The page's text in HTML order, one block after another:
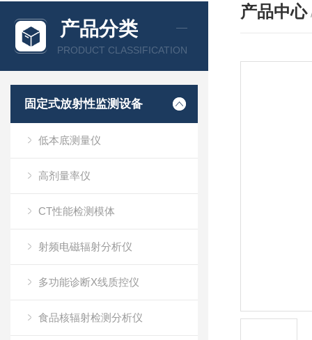
产品分类
PRODUCT CLASSIFICATION
固定式放射性监测设备
低本底测量仪
高剂量率仪
CT性能检测模体
射频电磁辐射分析仪
多功能诊断X线质控仪
食品核辐射检测分析仪
产品中心